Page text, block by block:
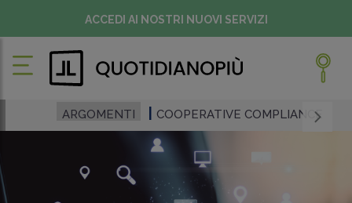
ACCEDI AI NOSTRI NUOVI SERVIZI
ARGOMENTI COOPERATIVE COMPLIANCE